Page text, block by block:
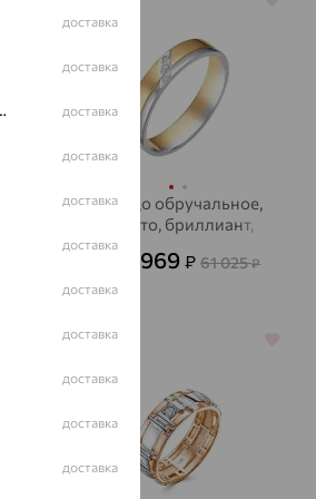
Кольцо обручальное,
золото, бриллиант,
21 969₽ 61 025₽
64%
доставка
доставка
район доставка
доставка
доставка
доставка
доставка
доставка
доставка
доставка
доставка